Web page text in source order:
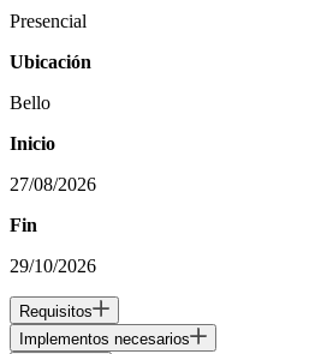
Presencial
Ubicación
Bello
Inicio
27/08/2026
Fin
29/10/2026
Requisitos
Implementos necesarios